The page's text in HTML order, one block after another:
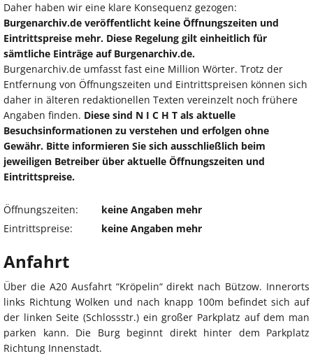
Daher haben wir eine klare Konsequenz gezogen:
Burgenarchiv.de veröffentlicht keine Öffnungszeiten und
Eintrittspreise mehr. Diese Regelung gilt einheitlich für
sämtliche Einträge auf Burgenarchiv.de.
Burgenarchiv.de umfasst fast eine Million Wörter. Trotz der
Entfernung von Öffnungszeiten und Eintrittspreisen können sich
daher in älteren redaktionellen Texten vereinzelt noch frühere
Angaben finden. Diese sind N I C H T als aktuelle
Besuchsinformationen zu verstehen und erfolgen ohne
Gewähr. Bitte informieren Sie sich ausschließlich beim
jeweiligen Betreiber über aktuelle Öffnungszeiten und
Eintrittspreise.
Öffnungszeiten:
keine Angaben mehr
Eintrittspreise:
keine Angaben mehr
Anfahrt
Über die A20 Ausfahrt “Kröpelin“ direkt nach Bützow. Innerorts
links Richtung Wolken und nach knapp 100m befindet sich auf
der linken Seite (Schlossstr.) ein großer Parkplatz auf dem man
parken kann. Die Burg beginnt direkt hinter dem Parkplatz
Richtung Innenstadt.